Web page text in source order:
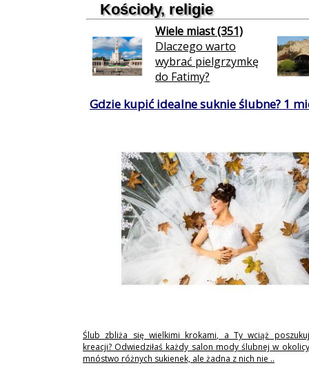
Kościoły, religie
Wiele miast (351)
Dlaczego warto
wybrać pielgrzymkę
do Fatimy?
Gdzie kupić idealne suknie ślubne? 1
Ślub zbliża się wielkimi krokami, a Ty wciąż
kreacji? Odwiedziłaś każdy salon mody ślubnej w
mnóstwo różnych sukienek, ale żadna z nich nie ..